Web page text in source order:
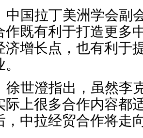
中国拉丁美洲学会副
作既有利于打造更多
济增长点，也有利于
徐世澄指出，虽然李
际上很多合作内容都
，中拉经贸合作将走